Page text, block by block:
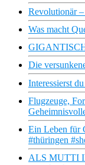
Revolutionär
Was macht
Die
Interessierst
Flugzeuge,
Ein Leben für
#thüringen
ALS MUTTI